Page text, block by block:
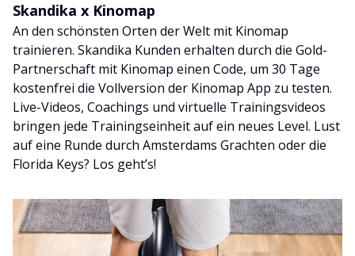
Skandika x Kinomap
An den schönsten Orten der Welt mit Kinomap
trainieren. Skandika Kunden erhalten durch die Gold-
Partnerschaft mit Kinomap einen Code, um 30 Tage
kostenfrei die Vollversion der Kinomap App zu testen.
Live-Videos, Coachings und virtuelle Trainingsvideos
bringen jede Trainingseinheit auf ein neues Level. Lust
auf eine Runde durch Amsterdams Grachten oder die
Florida Keys? Los geht’s!